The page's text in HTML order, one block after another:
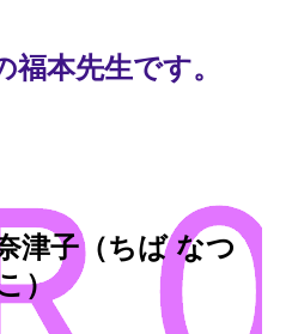
本先生です。
子（ちば なつ
）